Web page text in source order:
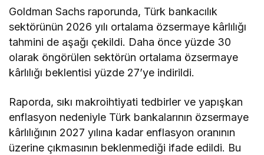
Goldman Sachs raporunda, Türk bankacılık
sektörünün 2026 yılı ortalama özsermaye kârlılığı
tahmini de aşağı çekildi. Daha önce yüzde 30
olarak öngörülen sektörün ortalama özsermaye
kârlılığı beklentisi yüzde 27’ye indirildi.
Raporda, sıkı makroihtiyati tedbirler ve yapışkan
enflasyon nedeniyle Türk bankalarının özsermaye
kârlılığının 2027 yılına kadar enflasyon oranının
üzerine çıkmasının beklenmediği ifade edildi. Bu